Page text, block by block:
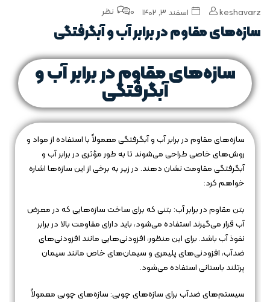
keshavarz اسفند ۳, ۱۴۰۲ 0 نظر
سازه‌های مقاوم در برابر آب و آبگرفتگی
سازه‌های مقاوم در برابر آب و
آبگرفتگی
سازه‌های مقاوم در برابر آب و آبگرفتگی معمولاً با استفاده از مواد و
روش‌های خاصی طراحی می‌شوند تا به طور مؤثری در برابر آب و
آبگرفتگی مقاومت نشان دهند. در زیر به برخی از این سازه‌ها اشاره
خواهم کرد:
بتن مقاوم در برابر آب: بتنی که برای ساخت سازه‌هایی که در معرض
آب قرار می‌گیرند استفاده می‌شود، باید دارای مقاومت بالا در برابر
نفوذ آب باشد. برای این منظور، افزودنی‌هایی مانند افزودنی‌های
ضدآب، افزودنی‌های پلیمری و سیمان‌های خاص مانند سیمان
پرتلند باستانی استفاده می‌شود.
سیستم‌های ضدآب برای سازه‌های چوبی: سازه‌های چوبی معمولاً